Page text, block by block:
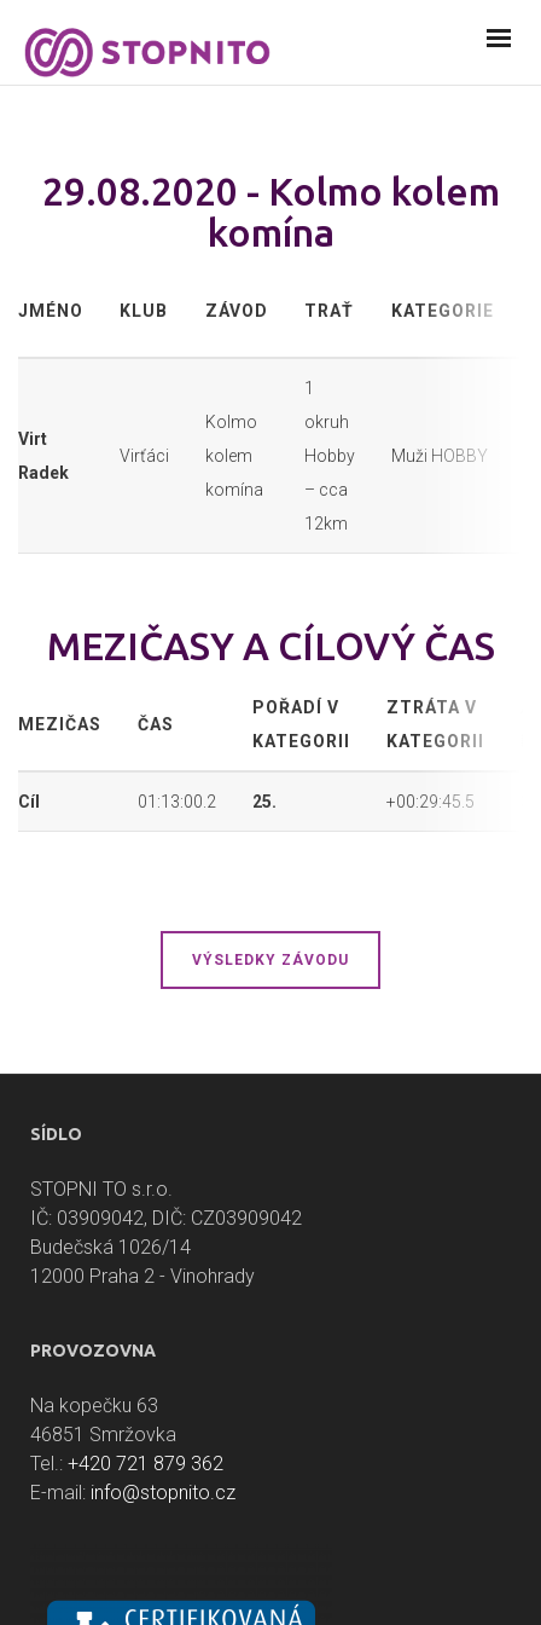
29.08.2020 - Kolmo kolem
komína
JMÉNO KLUB ZÁVOD TRAŤ KATEGORIE
Virt
Radek
Virťáci
Kolmo
kolem
komína
1
okruh
Hobby
– cca
12km
Muži HOBBY
MEZIČASY A CÍLOVÝ ČAS
MEZIČAS ČAS
POŘADÍ V
KATEGORII
ZTRÁTA V
KATEGORII
Cíl 01:13:00.2 25. +00:29:45.5
VÝSLEDKY ZÁVODU
SÍDLO
STOPNI TO s.r.o.
IČ: 03909042, DIČ: CZ03909042
Budečská 1026/14
12000 Praha 2 - Vinohrady
PROVOZOVNA
Na kopečku 63
46851 Smržovka
Tel.: +420 721 879 362
E-mail: info@stopnito.cz